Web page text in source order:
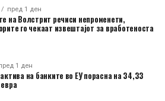
пред 1 ден
на Волстрит речиси непроменети,
го чекаат извештајот за вработеноста
1 ден
на банките во ЕУ порасна на 34,33